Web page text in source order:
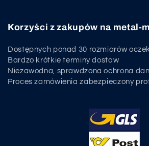
Korzyści z zakupów na metal-
Dostępnych ponad 30 rozmiarów oczek
Bardzo krótkie terminy dostaw
Niezawodna, sprawdzona ochrona
Proces zamówienia zabezpieczony